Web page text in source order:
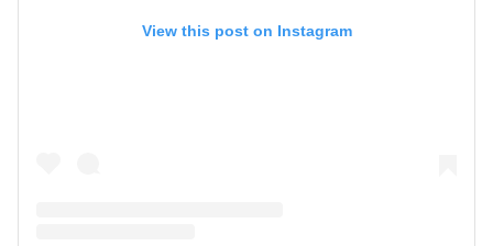
View this post on Instagram